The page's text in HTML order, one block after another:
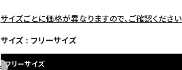
サイズごとに価格が異なりますので、ご確認ください
サイズ
フリーサイズ
フリーサイズ